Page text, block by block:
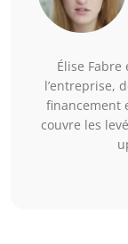
Élise
l’entreprise,
financement
couvre les